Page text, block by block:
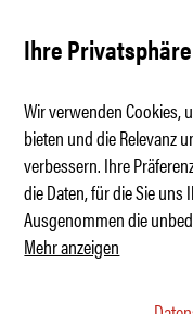
Liebeserklärung
Ihre
Wir verwenden Cookies,
bieten und die Relevanz
verbessern. Ihre
die Daten, für die Sie
Ausgenommen die
Mehr anzeigen